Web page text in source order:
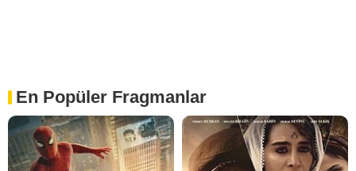
En Popüler Fragmanlar